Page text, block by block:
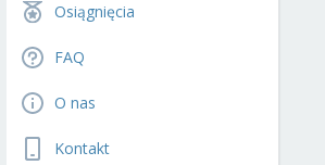
Osiągnięcia
FAQ
O nas
Kontakt